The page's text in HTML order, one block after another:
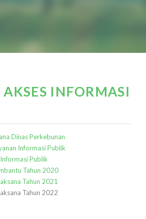
INFORMASI
Dinas Perkebunan
Informasi Publik
Publik
Tahun 2020
Tahun 2021
Tahun 2022